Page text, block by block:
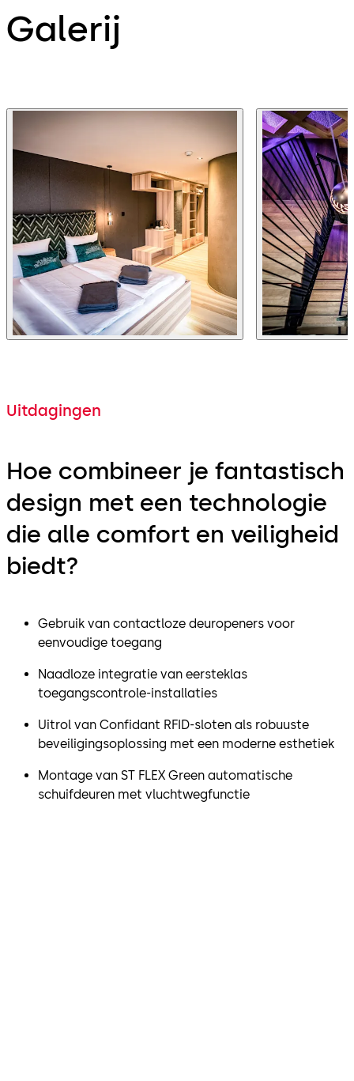
Galerij
Uitdagingen
Hoe combineer je fantastisch
design met een technologie
die alle comfort en veiligheid
biedt?
Gebruik van contactloze deuropeners voor
eenvoudige toegang
Naadloze integratie van eersteklas
toegangscontrole-installaties
Uitrol van Confidant RFID-sloten als robuuste
beveiligingsoplossing met een moderne esthetiek
Montage van ST FLEX Green automatische
schuifdeuren met vluchtwegfunctie